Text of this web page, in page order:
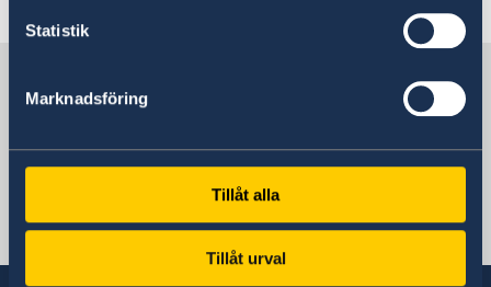
Statistik
Marknadsföring
Tillåt alla
Tillåt urval
Läs mer
Sveriges ambassad
Tjeckien, Prag